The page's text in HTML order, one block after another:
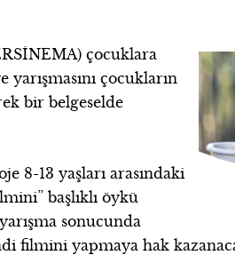
çocuklara
çocukların
bir belgeselde
8-13 yaşları arasındaki
başlıklı öykü
sonucunda
filmini yapmaya hak